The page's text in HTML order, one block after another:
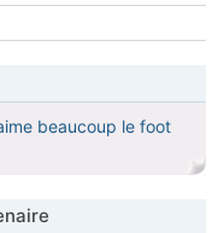
beaucoup le foot